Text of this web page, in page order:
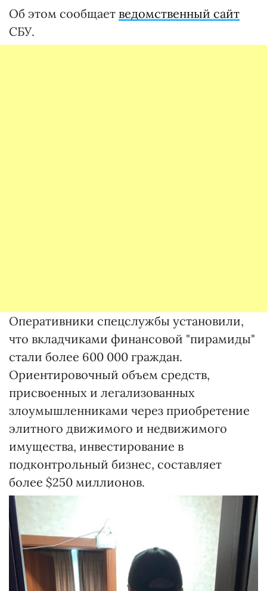
Об этом сообщает ведомственный сайт
СБУ.
Оперативники спецслужбы установили,
что вкладчиками финансовой "пирамиды"
стали более 600 000 граждан.
Ориентировочный объем средств,
присвоенных и легализованных
злоумышленниками через приобретение
элитного движимого и недвижимого
имущества, инвестирование в
подконтрольный бизнес, составляет
более $250 миллионов.